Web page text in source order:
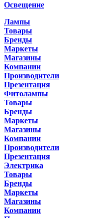
Освещение
Лампы
Товары
Бренды
Маркеты
Магазины
Компании
Производители
Презентация
Фитолампы
Товары
Бренды
Маркеты
Магазины
Компании
Производители
Презентация
Электрика
Товары
Бренды
Маркеты
Магазины
Компании